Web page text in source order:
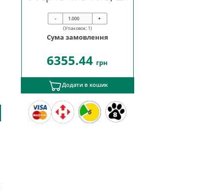
-
+
(Упаковок: 1)
Сума замовлення
6355.44 грн
Додати в кошик
6